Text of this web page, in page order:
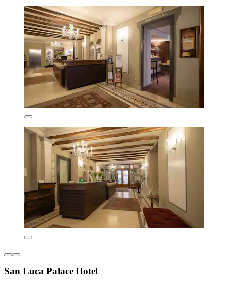
San Luca Palace Hotel